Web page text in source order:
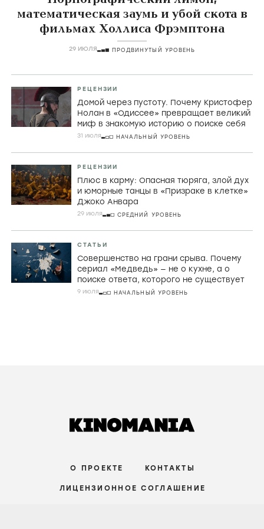
математическая заумь и убой скота в
фильмах Холлиса Фрэмптона
29 ИЮЛЯ ПРОДВИНУТЫЙ УРОВЕНЬ
РЕЦЕНЗИИ
Домой через пустоту. Почему Кристофер
Нолан в «Одиссее» превращает великий
миф в знакомую историю о поиске себя
31 июля НАЧАЛЬНЫЙ УРОВЕНЬ
РЕЦЕНЗИИ
Плюс в карму: Опасная тюряга, злой дух
и юморные танцы в «Призраке в клетке»
Джоко Анвара
29 июля СРЕДНИЙ УРОВЕНЬ
СТАТЬИ
Совершенство на грани срыва. Почему
сериал «Медведь» — не о кухне, а о
поиске ответа, которого не существует
9 июля НАЧАЛЬНЫЙ УРОВЕНЬ
О ПРОЕКТЕ КОНТАКТЫ
ЛИЦЕНЗИОННОЕ СОГЛАШЕНИЕ